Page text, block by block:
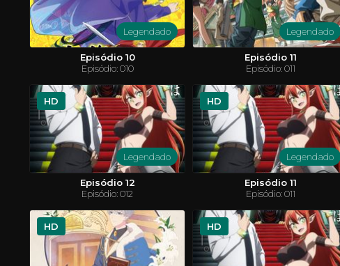
Legendado
Episódio 10
Episódio: 010
Legendado
Episódio 11
Episódio: 011
HD
Legendado
Episódio 12
Episódio: 012
HD
Legendado
Episódio 11
Episódio: 011
HD HD